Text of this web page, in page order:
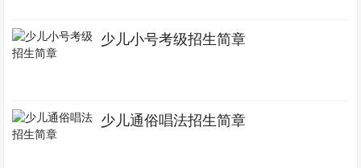
少儿小号考级招生简章
少儿通俗唱法招生简章